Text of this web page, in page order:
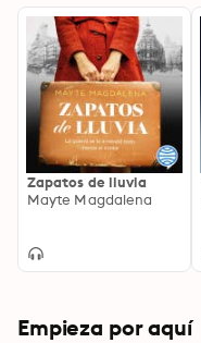
Zapatos de lluvia
Mayte Magdalena
Empieza por aquí